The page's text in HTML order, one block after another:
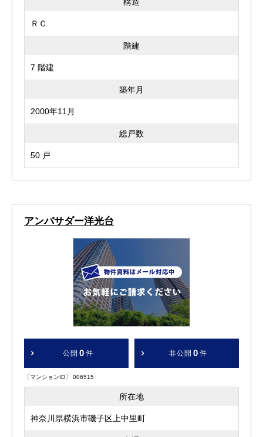
構造
ＲＣ
階建
7 階建
築年月
2000年11月
総戸数
50 戸
アンバサダー洋光台
公開 0 件 非公開 0 件
〔マンションID〕 006515
所在地
神奈川県横浜市磯子区上中里町